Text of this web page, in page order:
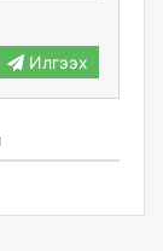
Илгээх